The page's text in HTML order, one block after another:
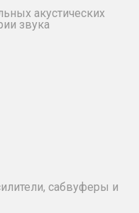
акустических
звука
сабвуферы и